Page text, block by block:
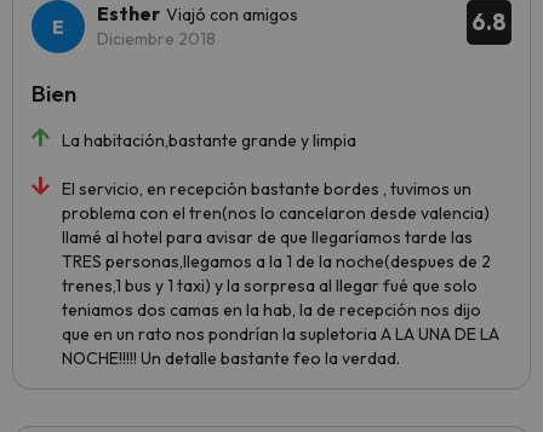
6.8
Esther Viajó con amigos
Diciembre 2018
La habitación,bastante grande y limpia
El servicio, en recepción bastante bordes , tuvimos un
problema con el tren(nos lo cancelaron desde valencia)
llamé al hotel para avisar de que llegaríamos tarde las
TRES personas,llegamos a la 1 de la noche(despues de 2
trenes,1 bus y 1 taxi) y la sorpresa al llegar fué que solo
teniamos dos camas en la hab, la de recepción nos dijo
que en un rato nos pondrían la supletoria A LA UNA DE LA
NOCHE!!!!! Un detalle bastante feo la verdad.
Bien